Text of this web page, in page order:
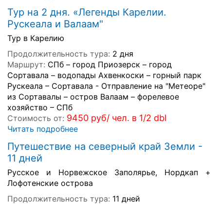
Тур на 2 дня. «Легенды Карелии.
Рускеала и Валаам"
Тур в Карелию
Продолжительность тура: 2 дня
Маршрут: СПб – город Приозерск – город
Сортавала – водопады Ахвенкоски – горный парк
Рускеала – Сортавала - Отправление на "Метеоре"
из Сортавалы – остров Валаам – форелевое
хозяйство – СПб
Стоимость от: 9450 руб/ чел. в 1/2 dbl
Читать подробнее
Путешествие на северный край Земли -
11 дней
Русское и Норвежское Заполярье, Нордкап +
Лофотенские острова
Продолжительность тура: 11 дней